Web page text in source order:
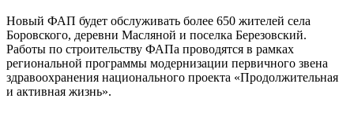
Новый ФАП будет обслуживать более 650 жителей села
Боровского, деревни Масляной и поселка Березовский.
Работы по строительству ФАПа проводятся в рамках
региональной программы модернизации первичного звена
здравоохранения национального проекта «Продолжительная
и активная жизнь».